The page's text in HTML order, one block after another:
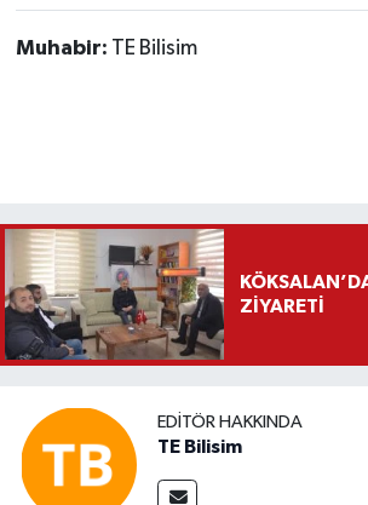
Muhabir: TE Bilisim
ZİYARETİ
EDITÖR HAKKINDA
TE Bilisim